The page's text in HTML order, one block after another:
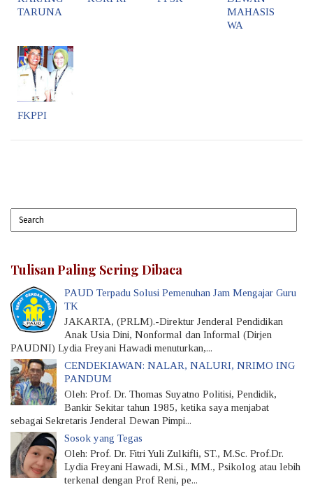
TARUNA
MAHASIS
WA
FKPPI
Tulisan Paling Sering Dibaca
PAUD Terpadu Solusi Pemenuhan Jam Mengajar Guru
TK
JAKARTA, (PRLM).-Direktur Jenderal Pendidikan
Anak Usia Dini, Nonformal dan Informal (Dirjen
PAUDNI) Lydia Freyani Hawadi menuturkan,...
CENDEKIAWAN: NALAR, NALURI, NRIMO ING
PANDUM
Oleh: Prof. Dr. Thomas Suyatno Politisi, Pendidik,
Bankir Sekitar tahun 1985, ketika saya menjabat
sebagai Sekretaris Jenderal Dewan Pimpi...
Sosok yang Tegas
Oleh: Prof. Dr. Fitri Yuli Zulkifli, ST., M.Sc. Prof.Dr.
Lydia Freyani Hawadi, M.Si., MM., Psikolog atau lebih
terkenal dengan Prof Reni, pe...